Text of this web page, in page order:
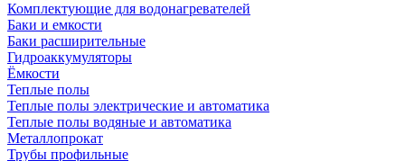
Комплектующие для водонагревателей
Баки и емкости
Баки расширительные
Гидроаккумуляторы
Ёмкости
Теплые полы
Теплые полы электрические и автоматика
Теплые полы водяные и автоматика
Металлопрокат
Трубы профильные